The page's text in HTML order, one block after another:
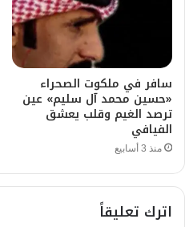
سافر في ملكوت الصحراء
«حسين محمد آل سليم» عين
ترصد الغيم وقلب يعشق
الفيافي
منذ 3 أسابيع
اترك تعليقاً